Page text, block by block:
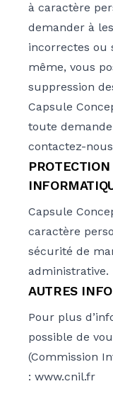
à caractère
demander à
incorrectes ou
même, vous
suppression
Capsule
toute
contactez-nous
Capsule
caractère
sécurité de
administrative.
AUTRES
Pour plus
possible de
(Commission
: www.cnil.fr